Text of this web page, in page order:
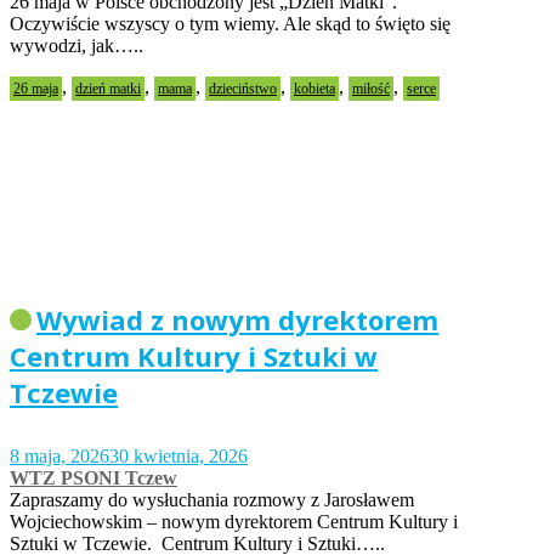
Oczywiście wszyscy o tym wiemy. Ale skąd to święto się
wywodzi, jak…..
26 maja , dzień matki , mama , dzieciństwo , kobieta , miłość , serce
Wywiad z nowym dyrektorem
Centrum Kultury i Sztuki w
Tczewie
8 maja, 202630 kwietnia, 2026
WTZ PSONI Tczew
Zapraszamy do wysłuchania rozmowy z Jarosławem
Wojciechowskim – nowym dyrektorem Centrum Kultury i
Sztuki w Tczewie. Centrum Kultury i Sztuki…..